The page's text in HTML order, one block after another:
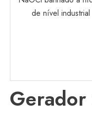
de nível industrial